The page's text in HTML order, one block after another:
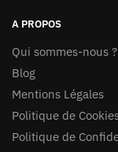
A PROPOS
Qui sommes-nous ?
Blog
Mentions Légales
Politique de
Politique de